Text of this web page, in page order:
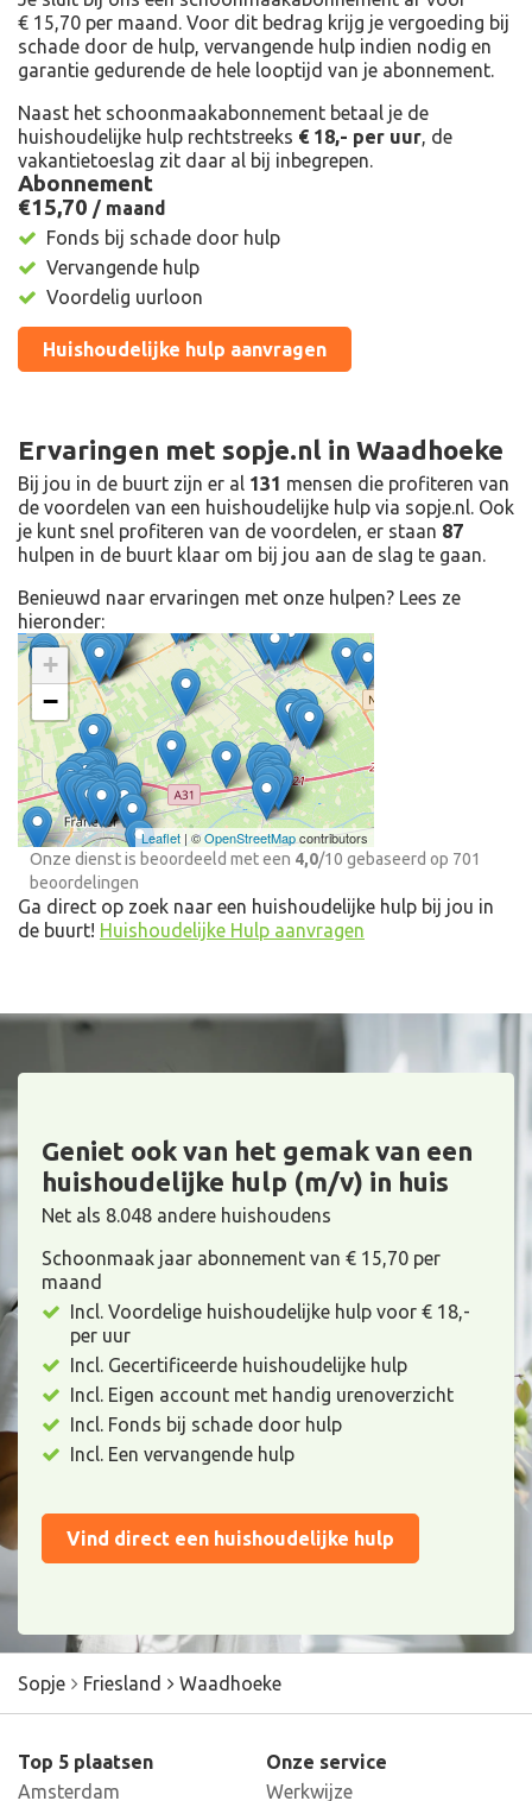
€ 15,70 per maand . Voor dit bedrag krijg je vergoeding bij
schade door de hulp, vervangende hulp indien nodig en
garantie gedurende de hele looptijd van je abonnement.
Naast het schoonmaakabonnement betaal je de
huishoudelijke hulp rechtstreeks € 18,- per uur, de
vakantietoeslag zit daar al bij inbegrepen.
Abonnement
€15,70 / maand
Fonds bij schade door hulp
Vervangende hulp
Voordelig uurloon
Huishoudelijke hulp aanvragen
Ervaringen met sopje.nl in Waadhoeke
Bij jou in de buurt zijn er al 131 mensen die profiteren van
de voordelen van een huishoudelijke hulp via sopje.nl. Ook
je kunt snel profiteren van de voordelen, er staan 87
hulpen in de buurt klaar om bij jou aan de slag te gaan.
Benieuwd naar ervaringen met onze hulpen? Lees ze
hieronder:
Ontdek meer ervaringen
Huishoudelijke Hulp bij
jou in de buurt
+
−
Leaflet | ©OpenStreetMapcontributors
Onze dienst is beoordeeld met een 4,0/10 gebaseerd op 701
beoordelingen
Ga direct op zoek naar een huishoudelijke hulp bij jou in
de buurt! Huishoudelijke Hulp aanvragen
Geniet ook van het gemak van een
huishoudelijke hulp (m/v) in huis
Net als 8.048 andere huishoudens
Schoonmaak jaar abonnement van € 15,70 per
maand
Incl. Voordelige huishoudelijke hulp voor € 18,-
per uur
Incl. Gecertificeerde huishoudelijke hulp
Incl. Eigen account met handig urenoverzicht
Incl. Fonds bij schade door hulp
Incl. Een vervangende hulp
Vind direct een huishoudelijke hulp
Sopje Friesland Waadhoeke
Top 5 plaatsen
Amsterdam
Onze service
Werkwijze